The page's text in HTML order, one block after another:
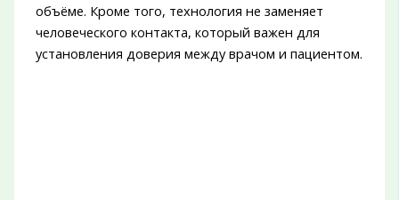
объёме. Кроме того, технология не заменяет
человеческого контакта, который важен для
установления доверия между врачом и пациентом.